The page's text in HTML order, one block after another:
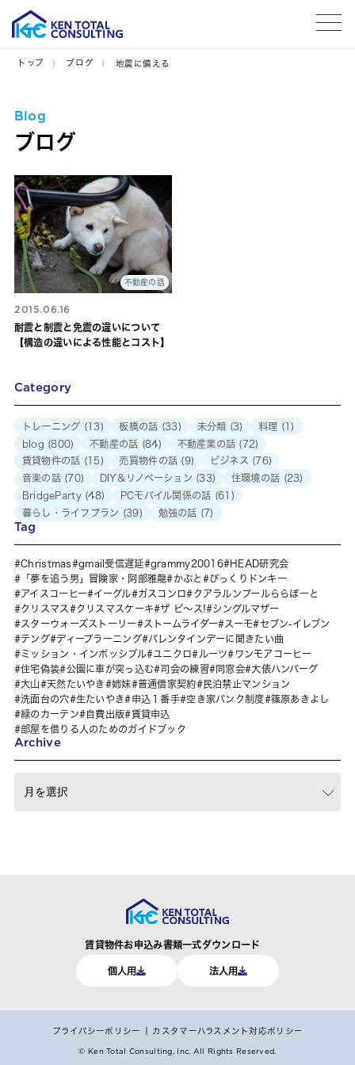
トップ ブログ 地震に備える
Blog
ブログ
不動産の話
2015.06.16
耐震と制震と免震の違いについて
【構造の違いによる性能とコスト】
Category
トレーニング (13) 板橋の話 (33) 未分類 (3) 料理 (1)
blog (800) 不動産の話 (84) 不動産業の話 (72)
賃貸物件の話 (15) 売買物件の話 (9) ビジネス (76)
音楽の話(70) DIY＆リノベーション (33) 住環境の話 (23)
BridgeParty(48) PCモバイル関係の話 (61)
暮らし・ライフプラン (39) 勉強の話 (7)
Tag
Christmas gmail受信遅延 grammy20016
HEAD研究会
「夢を追う男」冒険家・阿部雅龍
かぶと
びっくりドンキー
アイスコーヒー
イーグル ガスコンロ
クアラルンプールららぽーと
クリスマス
クリスマスケーキ ザ ピ〜ス!
シングルマザー
スターウォーズストーリー
ストームライダー スーモ
セブン-イレブン
テング
ディープラーニング
バレンタインデーに聞きたい曲
ミッション・インポッシブル
ユニクロ ルーツ
ワンモアコーヒー
住宅偽装
公園に車が突っ込む 司会の練習 同窓会
大俵ハンバーグ
大山
天然たいやき 姉妹 普通借家契約
民泊禁止マンション
洗面台の穴
生たいやき 申込１番手 空き家バンク制度
篠原あきよし
緑のカーテン
自費出版
賃貸申込
部屋を借りる人のためのガイドブック
Archive
賃貸物件お申込み書類一式ダウンロード
個人用 法人用
プライバシーポリシー カスタマーハラスメント対応ポリシー
© Ken Total Consulting, Inc. All Rights Reserved.